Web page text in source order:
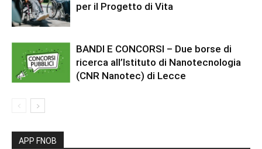
per il Progetto di Vita
BANDI E CONCORSI – Due borse di
ricerca all’Istituto di Nanotecnologia
(CNR Nanotec) di Lecce
APP FNOB